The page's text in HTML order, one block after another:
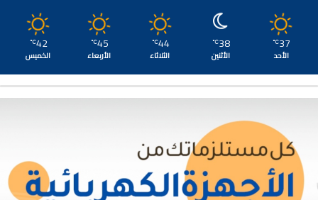
37
℃
الأحد
38
℃
الأثنين
44
℃
الثلاثاء
45
℃
الأربعاء
42
℃
الخميس